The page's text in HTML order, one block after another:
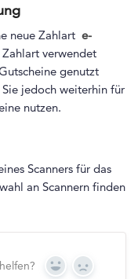
neue Zahlart e-
verwendet
genutzt
jedoch weiterhin für
nutzen.
Scanners für das
an Scannern finden
Yes No